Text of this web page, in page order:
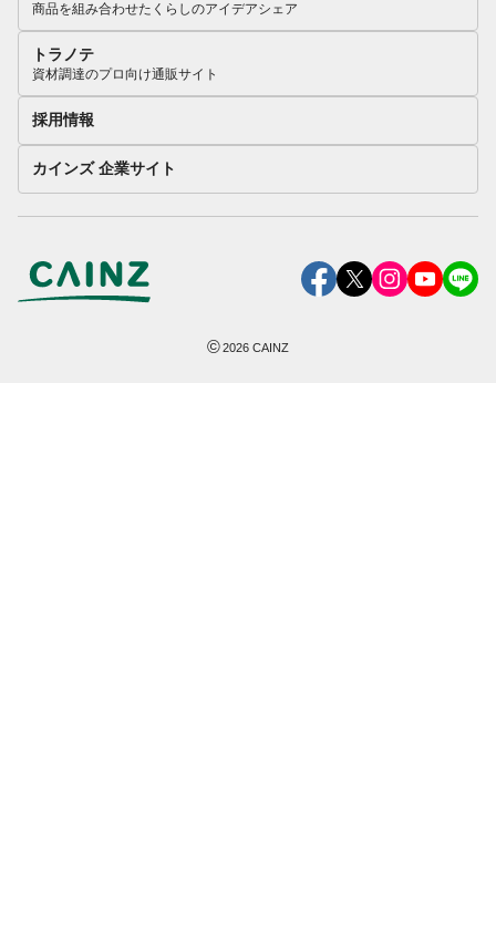
商品を組み合わせたくらしのアイデアシェア
トラノテ
資材調達のプロ向け通販サイト
採用情報
カインズ 企業サイト
©2026 CAINZ